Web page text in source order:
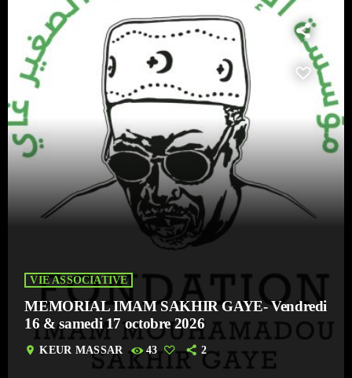
VIE ASSOCIATIVE
MEMORIAL IMAM SAKHIR GAYE- Vendredi
16 & samedi 17 octobre 2026
location_on KEUR MASSAR 43 2